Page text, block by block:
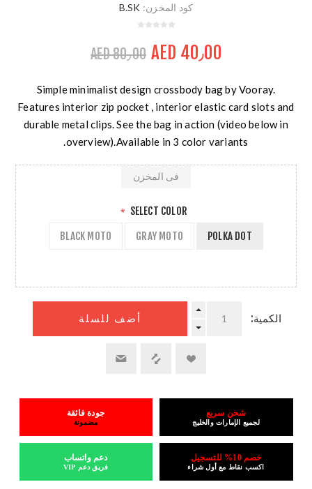
كود المخزن: B.SK
AED 40٫00 AED 80٫00
Simple minimalist design crossbody bag by Vooray.
Features interior zip pocket , interior elastic card slots and
durable metal clips. See the bag in action (video below in
overview).Available in 3 color variants.
SELECT COLOR
*
POLKA DOT
GRAY MOTO
BLACK MOTO
فى المخزن
الكمية: أضف للسلة
شحن سريع
لجميع الإمارات والخليج
جودة فائقة
مضمونة
خصم 10% للتسجيل
اكسب نقاط مع أول شراء
دعم واتساب
فريق دعم VIP